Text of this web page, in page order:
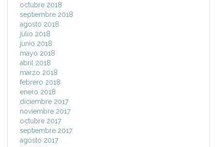
octubre 2018
septiembre 2018
agosto 2018
julio 2018
junio 2018
mayo 2018
abril 2018
marzo 2018
febrero 2018
enero 2018
diciembre 2017
noviembre 2017
octubre 2017
septiembre 2017
agosto 2017